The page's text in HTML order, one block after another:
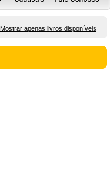
Mostrar apenas livros disponíveis